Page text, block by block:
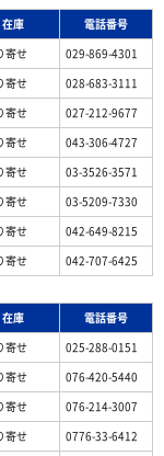
在庫
電話番号
寄せ
029-869-4301
寄せ
028-683-3111
寄せ
027-212-9677
寄せ
043-306-4727
寄せ
03-3526-3571
寄せ
03-5209-7330
寄せ
042-649-8215
寄せ 042-707-6425
在庫
電話番号
寄せ
025-288-0151
寄せ
076-420-5440
寄せ
076-214-3007
寄せ 0776-33-6412